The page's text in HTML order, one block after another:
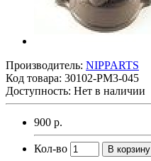
Производитель: NIPPARTS
Код товара: 30102-PM3-045
Доступность: Нет в наличии
900 р.
Кол-во В корзину